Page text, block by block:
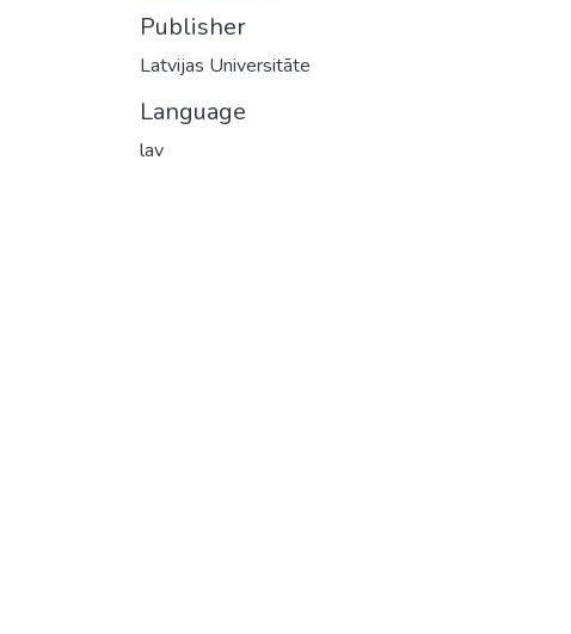
Publisher
Latvijas Universitāte
Language
lav